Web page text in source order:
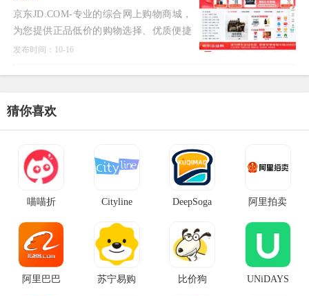
京东JD.COM-专业的综合网上购物商城，
为您提供正品低价的购物选择、优质便捷
的服务体验。商品来自全球数十万品牌商
发布时间：10-16
猜你喜欢
喵喵折 Cityline DeepSoga 阿里拍卖
阿里巴巴 苏宁易购 比价狗 UNiDAYS